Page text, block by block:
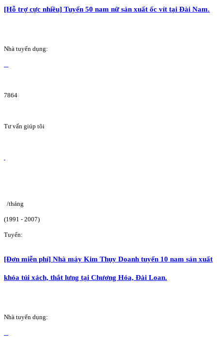
[Hỗ trợ cực nhiều] Tuyển 50 nam nữ sản xuất ốc vít tại Đài Nam.
Nhà tuyển dụng:
7864
Tư vấn giúp tôi
/tháng
(1991 - 2007)
Tuyển:
[Đơn miễn phí] Nhà máy Kim Thụy Doanh tuyển 10 nam sản xuất
khóa túi xách, thắt lưng tại Chương Hóa, Đài Loan.
Nhà tuyển dụng: